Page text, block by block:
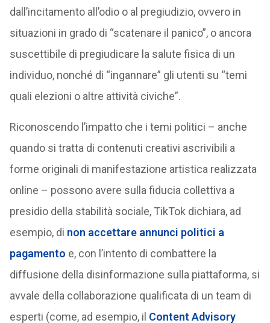
dall’incitamento all’odio o al pregiudizio, ovvero in
situazioni in grado di “scatenare il panico”, o ancora
suscettibile di pregiudicare la salute fisica di un
individuo, nonché di “ingannare” gli utenti su “temi
quali elezioni o altre attività civiche”.
Riconoscendo l’impatto che i temi politici – anche
quando si tratta di contenuti creativi ascrivibili a
forme originali di manifestazione artistica realizzata
online – possono avere sulla fiducia collettiva a
presidio della stabilità sociale, TikTok dichiara, ad
esempio, di non accettare annunci politici a
pagamento e, con l’intento di combattere la
diffusione della disinformazione sulla piattaforma, si
avvale della collaborazione qualificata di un team di
esperti (come, ad esempio, il Content Advisory